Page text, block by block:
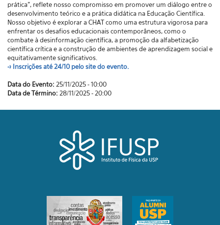
prática", reflete nosso compromisso em promover um diálogo entre o
desenvolvimento teórico e a prática didática na Educação Científica.
Nosso objetivo é explorar a CHAT como uma estrutura vigorosa para
enfrentar os desafios educacionais contemporâneos, como o
combate à desinformação científica, a promoção da alfabetização
científica crítica e a construção de ambientes de aprendizagem social e
equitativamente significativos.
-> Inscrições até 24/10 pelo site do evento.
Data do Evento: 25/11/2025 - 10:00
Data de Término: 28/11/2025 - 20:00